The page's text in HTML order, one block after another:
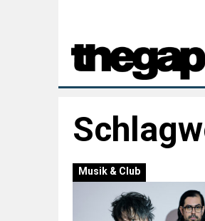
Musik & Club